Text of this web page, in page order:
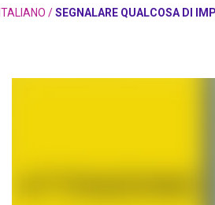
ITALIANO /SEGNALARE QUALCOSA DI